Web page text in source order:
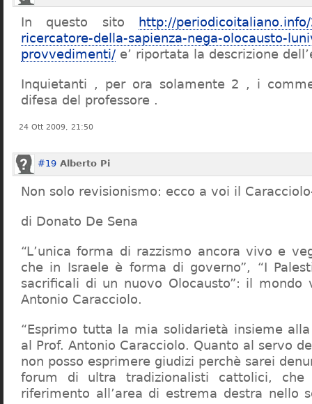
In questo sito
http://
ricercatore-della-sapienza-nega-olocausto-
provvedimenti/ e’ riportata la descrizione
Inquietanti , per ora solamente 2 , i
difesa del professore .
24 Ott 2009, 21:50
#19 Alberto Pi
Non solo revisionismo: ecco a voi il
di Donato De Sena
“L’unica forma di razzismo ancora vivo e
che in Israele è forma di governo”, “I
sacrificali di un nuovo Olocausto”: il mondo
Antonio Caracciolo.
“Esprimo tutta la mia solidarietà insieme
al Prof. Antonio Caracciolo. Quanto al servo
non posso esprimere giudizi perchè sarei
forum di ultra tradizionalisti cattolici,
riferimento all’area di estrema destra nello